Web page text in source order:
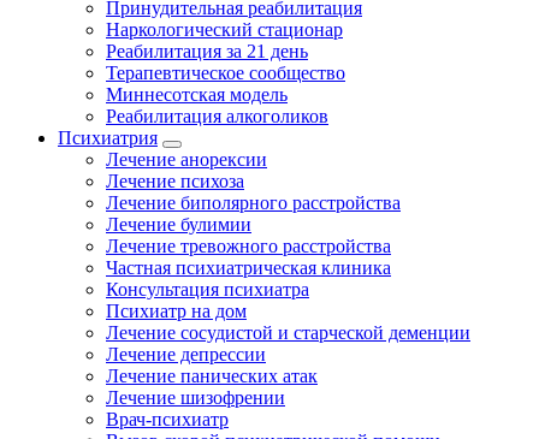
Принудительная реабилитация
Наркологический стационар
Реабилитация за 21 день
Терапевтическое сообщество
Миннесотская модель
Реабилитация алкоголиков
Психиатрия
Лечение анорексии
Лечение психоза
Лечение биполярного расстройства
Лечение булимии
Лечение тревожного расстройства
Частная психиатрическая клиника
Консультация психиатра
Психиатр на дом
Лечение сосудистой и старческой деменции
Лечение депрессии
Лечение панических атак
Лечение шизофрении
Врач-психиатр